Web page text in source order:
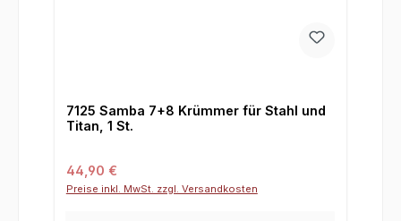
7125 Samba 7+8 Krümmer für Stahl und
Titan, 1 St.
Regulärer Preis:
44,90 €
Preise inkl. MwSt. zzgl. Versandkosten